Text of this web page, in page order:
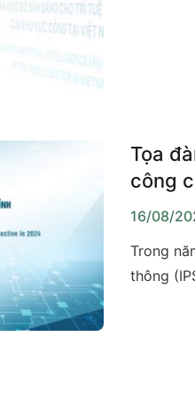
Tọa
công
16/08/
Trong
thông